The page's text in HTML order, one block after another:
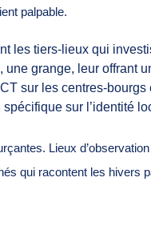
palpable.
les tiers-lieux qui
grange, leur offrant
sur les centres-
sur l’identité
Lieux
qui racontent les hivers